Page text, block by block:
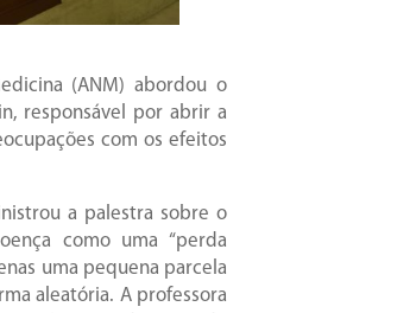
(ANM) abordou o
responsável por abrir a
com os efeitos
a palestra sobre o
como uma “perda
uma pequena parcela
aleatória. A professora